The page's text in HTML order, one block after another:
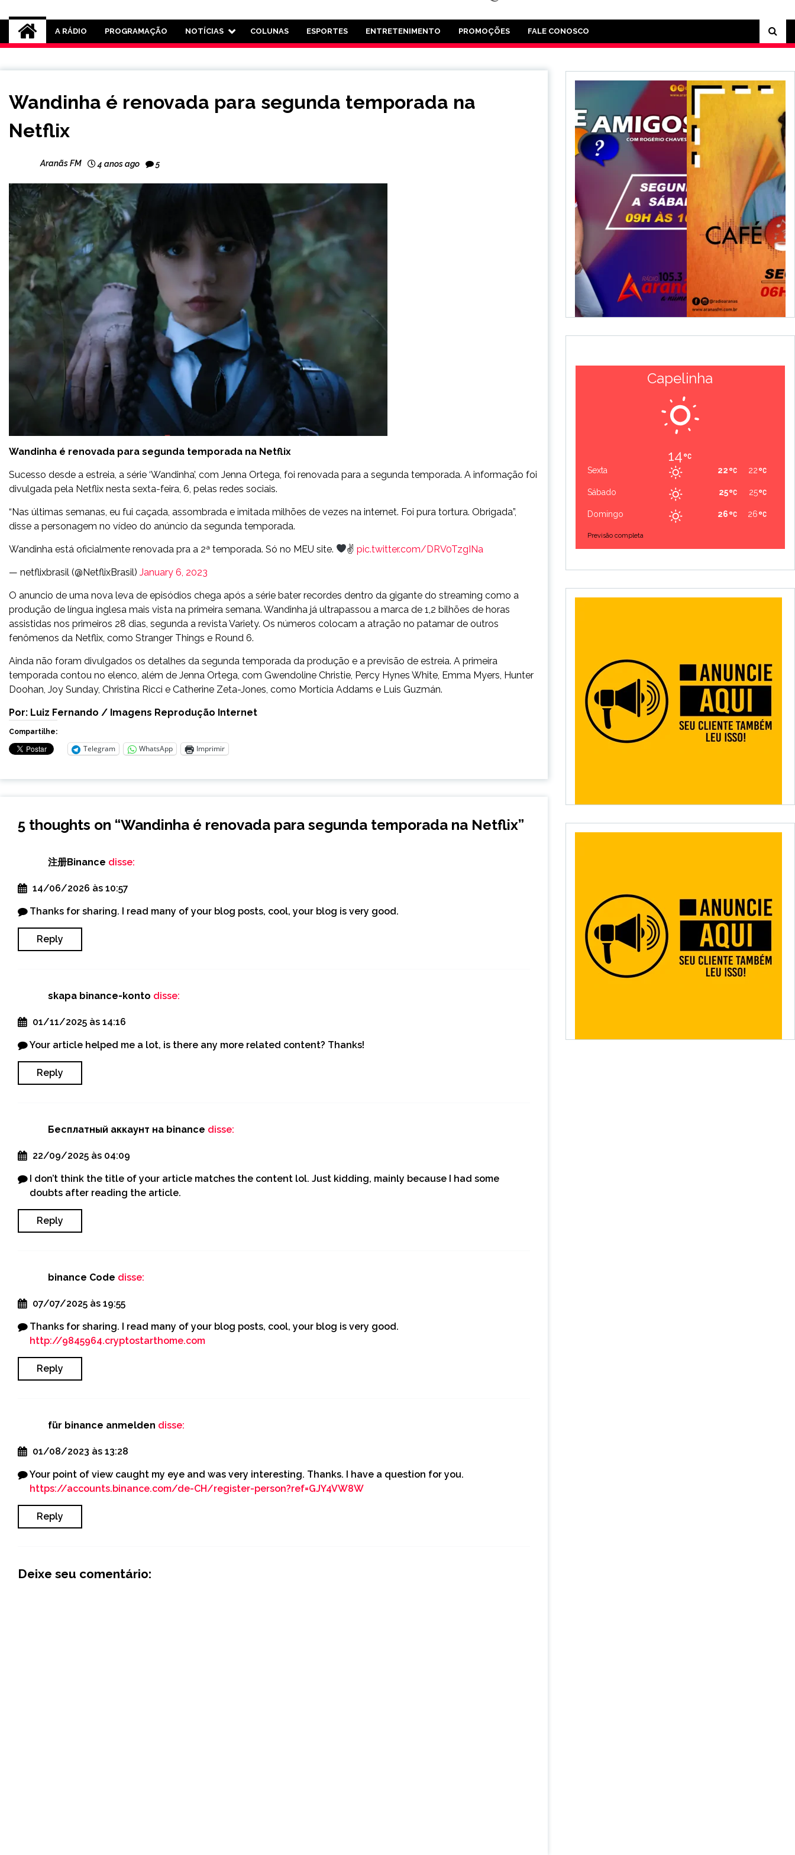
Rádio Aranãs 105.3
A RÁDIO PROGRAMAÇÃO NOTÍCIAS COLUNAS ESPORTES ENTRETENIMENTO PROMOÇÕES FALE CONOSCO
Wandinha é renovada para segunda temporada na
Netflix
Aranãs FM 4 anos ago 5
Wandinha é renovada para segunda temporada na Netflix
Sucesso desde a estreia, a série ‘Wandinha’, com Jenna Ortega, foi renovada para a segunda temporada. A informação foi
divulgada pela Netflix nesta sexta-feira, 6, pelas redes sociais.
“Nas últimas semanas, eu fui caçada, assombrada e imitada milhões de vezes na internet. Foi pura tortura. Obrigada”,
disse a personagem no vídeo do anúncio da segunda temporada.
Wandinha está oficialmente renovada pra a 2ª temporada. Só no MEU site. ✌ pic.twitter.com/DRV0TzgINa
— netflixbrasil (@NetflixBrasil) January 6, 2023
O anuncio de uma nova leva de episódios chega após a série bater recordes dentro da gigante do streaming como a
produção de língua inglesa mais vista na primeira semana. Wandinha já ultrapassou a marca de 1,2 bilhões de horas
assistidas nos primeiros 28 dias, segunda a revista Variety. Os números colocam a atração no patamar de outros
fenômenos da Netflix, como Stranger Things e Round 6.
Ainda não foram divulgados os detalhes da segunda temporada da produção e a previsão de estreia. A primeira
temporada contou no elenco, além de Jenna Ortega, com Gwendoline Christie, Percy Hynes White, Emma Myers, Hunter
Doohan, Joy Sunday, Christina Ricci e Catherine Zeta-Jones, como Mortícia Addams e Luis Guzmán.
Por: Luiz Fernando / Imagens Reprodução Internet
Compartilhe:
Telegram WhatsApp Imprimir
5 thoughts on “Wandinha é renovada para segunda temporada na Netflix”
注册Binance disse:
14/06/2026 às 10:57
Thanks for sharing. I read many of your blog posts, cool, your blog is very good.
Reply
skapa binance-konto disse:
01/11/2025 às 14:16
Your article helped me a lot, is there any more related content? Thanks!
Reply
Бесплатный аккаунт на binance disse:
22/09/2025 às 04:09
I don’t think the title of your article matches the content lol. Just kidding, mainly because I had some
doubts after reading the article.
Reply
binance Code disse:
07/07/2025 às 19:55
Thanks for sharing. I read many of your blog posts, cool, your blog is very good.
http://9845964.cryptostarthome.com
Reply
für binance anmelden disse:
01/08/2023 às 13:28
Your point of view caught my eye and was very interesting. Thanks. I have a question for you.
https://accounts.binance.com/de-CH/register-person?ref=GJY4VW8W
Reply
Deixe seu comentário:
Capelinha
14
Sexta 22
22
Sábado 25
25
Domingo 26
26
Previsão completa